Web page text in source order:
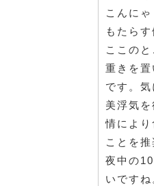
こんに
もたらす
ここの
重きを
です。
美浮気
情によ
ことを推
夜中の
いです